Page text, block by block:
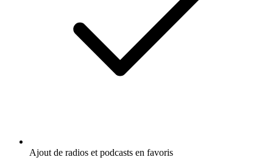
Ajout de radios et podcasts en favoris